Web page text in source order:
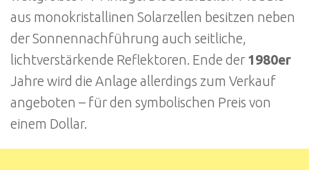
aus monokristallinen Solarzellen besitzen neben
der Sonnennachführung auch seitliche,
lichtverstärkende Reflektoren. Ende der 1980er
Jahre wird die Anlage allerdings zum Verkauf
angeboten – für den symbolischen Preis von
einem Dollar.